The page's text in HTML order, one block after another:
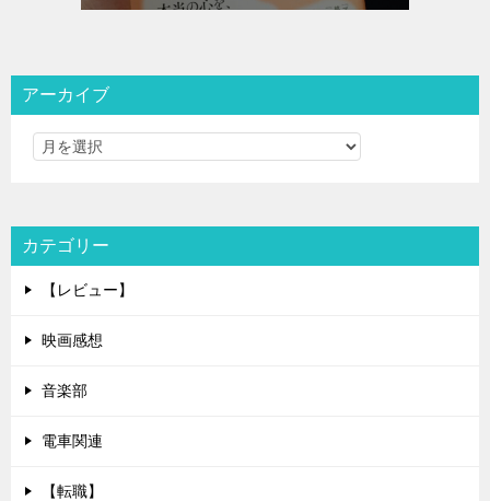
アーカイブ
カテゴリー
【レビュー】
映画感想
音楽部
電車関連
【転職】